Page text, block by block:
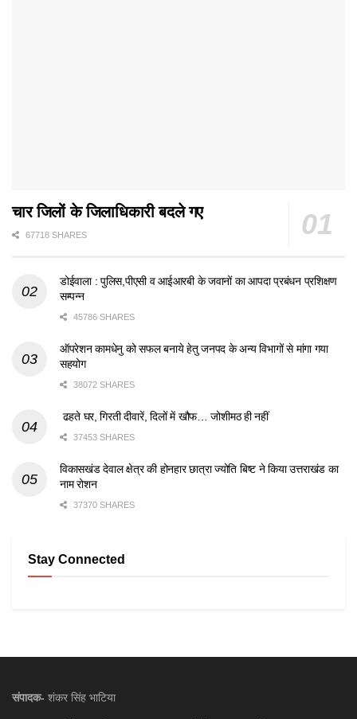
चार जिलों के जिलाधिकारी बदले गए
67718 SHARES
डोईवाला : पुलिस,पीएसी व आईआरबी के जवानों का आपदा प्रबंधन प्रशिक्षण
सम्पन्न
45786 SHARES
ऑपरेशन कामधेनु को सफल बनाये हेतु जनपद के अन्य विभागों से मांगा गया
सहयोग
38072 SHARES
ढहते घर, गिरती दीवारें, दिलों में खौफ… जोशीमठ ही नहीं
37453 SHARES
विकासखंड देवाल क्षेत्र की होनहार छात्रा ज्योति बिष्ट ने किया उत्तराखंड का
नाम रोशन
37370 SHARES
Stay Connected
संपादक- शंकर सिंह भाटिया